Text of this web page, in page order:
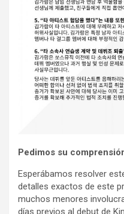
Pedimos su
Esperábamos resolver
detalles exactos de este
muchos menores